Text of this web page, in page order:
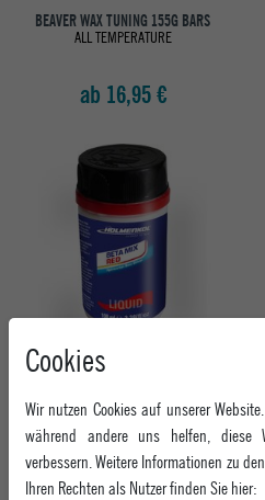
BEAVER WAX TUNING 155G BARS
ALL TEMPERATURE
ab 16,95 €
HOLMENKOL TUNING BETA MIX RED
NO COLOR
14,95 €
Cookies
Wir nutzen Cookies auf unserer
während andere uns helfen, diese
verbessern. Weitere Informationen zu
Ihren Rechten als Nutzer finden Sie hier: